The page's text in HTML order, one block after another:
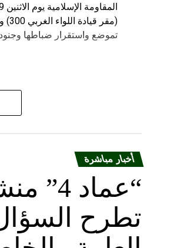
تموضع واستقرار ضباطها
أخبار مباشرة
تطرح